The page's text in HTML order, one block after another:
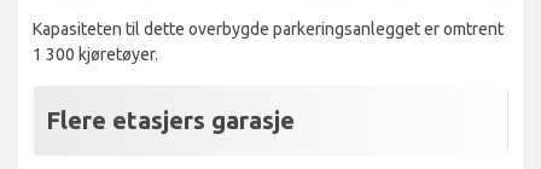
Kapasiteten til dette overbygde parkeringsanlegget er omtrent
1 300 kjøretøyer.
Flere etasjers garasje